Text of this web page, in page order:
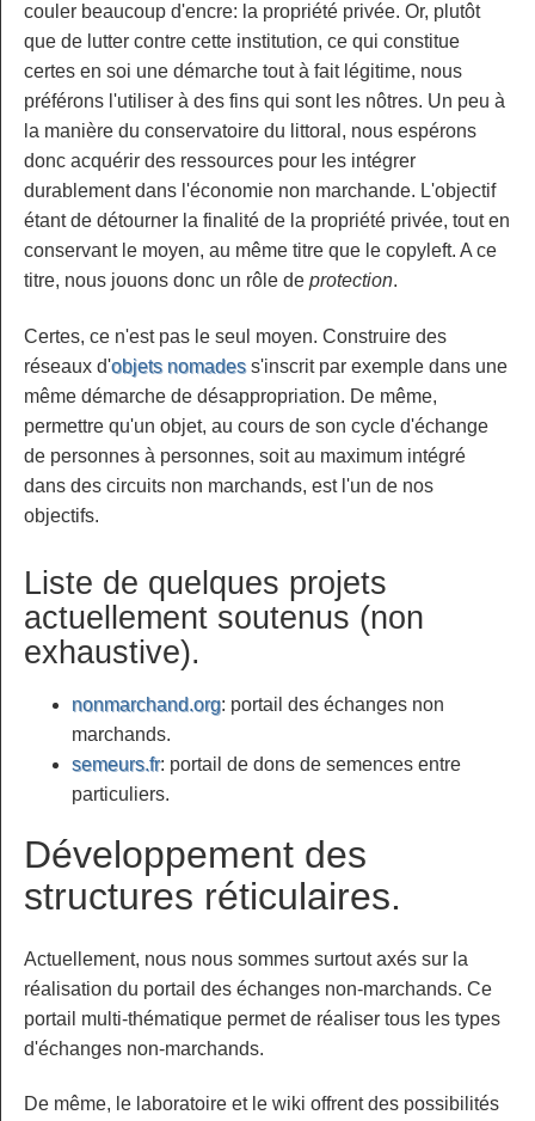
couler beaucoup d'encre: la propriété privée. Or, plutôt
que de lutter contre cette institution, ce qui constitue
certes en soi une démarche tout à fait légitime, nous
préférons l'utiliser à des fins qui sont les nôtres. Un peu à
la manière du conservatoire du littoral, nous espérons
donc acquérir des ressources pour les intégrer
durablement dans l'économie non marchande. L'objectif
étant de détourner la finalité de la propriété privée, tout en
conservant le moyen, au même titre que le copyleft. A ce
titre, nous jouons donc un rôle de protection.
Certes, ce n'est pas le seul moyen. Construire des
réseaux d'objets nomadess'inscrit par exemple dans une
même démarche de désappropriation. De même,
permettre qu'un objet, au cours de son cycle d'échange
de personnes à personnes, soit au maximum intégré
dans des circuits non marchands, est l'un de nos
objectifs.
Liste de quelques projets
actuellement soutenus (non
exhaustive).
nonmarchand.org: portail des échanges non
marchands.
semeurs.fr: portail de dons de semences entre
particuliers.
Développement des
structures réticulaires.
Actuellement, nous nous sommes surtout axés sur la
réalisation du portail des échanges non-marchands. Ce
portail multi-thématique permet de réaliser tous les types
d'échanges non-marchands.
De même, le laboratoire et le wiki offrent des possibilités